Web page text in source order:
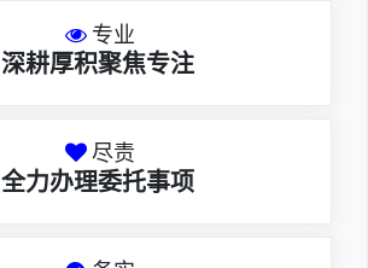
专业
深耕厚积聚焦专注
尽责
全力办理委托事项